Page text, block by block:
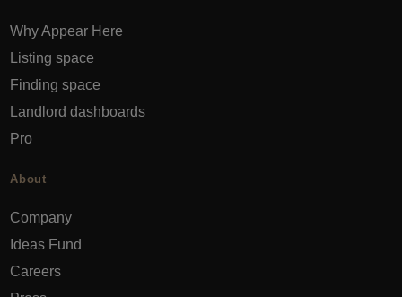
Why Appear Here
Listing space
Finding space
Landlord dashboards
Pro
About
Company
Ideas Fund
Careers